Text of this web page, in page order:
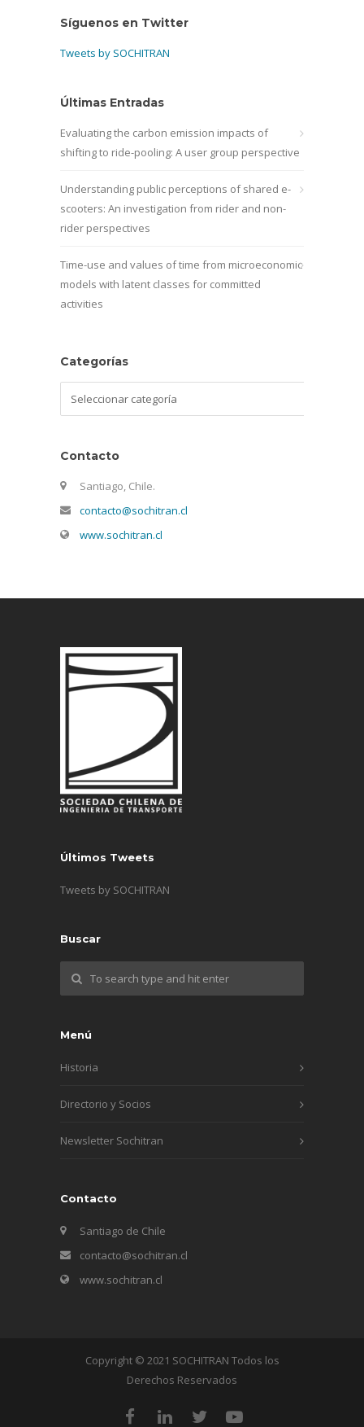
Síguenos en Twitter
Tweets by SOCHITRAN
Últimas Entradas
Evaluating the carbon emission impacts of
shifting to ride-pooling: A user group perspective
Understanding public perceptions of shared e-
scooters: An investigation from rider and non-
rider perspectives
Time-use and values of time from microeconomic
models with latent classes for committed
activities
Categorías
Contacto
Santiago, Chile.
contacto@sochitran.cl
www.sochitran.cl
Últimos Tweets
Tweets by SOCHITRAN
Buscar
Menú
Historia
Directorio y Socios
Newsletter Sochitran
Contacto
Santiago de Chile
contacto@sochitran.cl
www.sochitran.cl
Copyright © 2021 SOCHITRAN Todos los
Derechos Reservados